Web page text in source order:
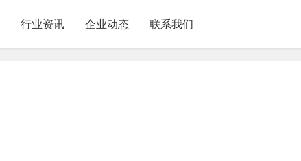
行业资讯 企业动态 联系我们